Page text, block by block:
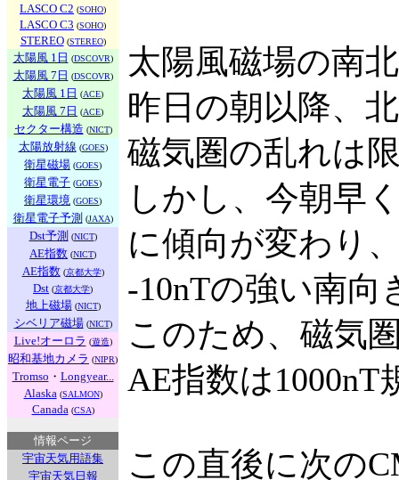
LASCO C2 (SOHO)
LASCO C3 (SOHO)
STEREO(STEREO)
太陽風 1日 (DSCOVR)
太陽風 7日 (DSCOVR)
太陽風 1日 (ACE)
太陽風 7日 (ACE)
セクター構造 (NICT)
太陽放射線 (GOES)
衛星磁場 (GOES)
衛星電子 (GOES)
衛星環境 (GOES)
衛星電子予測 (JAXA)
Dst予測 (NICT)
AE指数 (NICT)
AE指数(京都大学)
Dst (京都大学)
地上磁場(NICT)
シベリア磁場(NICT)
Live!オーロラ (遊造)
昭和基地カメラ (NIPR)
Tromso ・ Longyear...
Alaska (SALMON)
Canada (CSA)
情報ページ
宇宙天気用語集
宇宙天気日報
太陽風磁場の南
昨日の朝以降、
磁気圏の乱れは
しかし、今朝早
に傾向が変わり
-10nTの強い南
このため、磁気
AE指数は
この直後に次の